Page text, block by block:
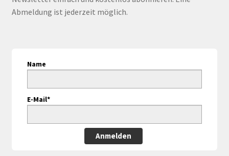
Abmeldung ist jederzeit möglich.
Name
E-Mail*
Anmelden